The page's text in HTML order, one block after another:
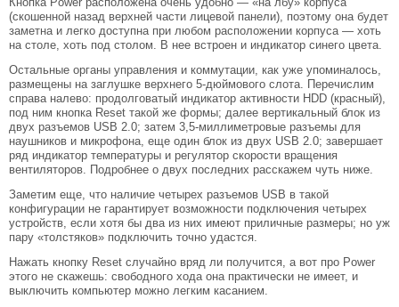
(скошенной назад верхней части лицевой панели), поэтому она будет
заметна и легко доступна при любом расположении корпуса — хоть
на столе, хоть под столом. В нее встроен и индикатор синего цвета.
Остальные органы управления и коммутации, как уже упоминалось,
размещены на заглушке верхнего 5-дюймового слота. Перечислим
справа налево: продолговатый индикатор активности HDD (красный),
под ним кнопка Reset такой же формы; далее вертикальный блок из
двух разъемов USB 2.0; затем 3,5-миллиметровые разъемы для
наушников и микрофона, еще один блок из двух USB 2.0; завершает
ряд индикатор температуры и регулятор скорости вращения
вентиляторов. Подробнее о двух последних расскажем чуть ниже.
Заметим еще, что наличие четырех разъемов USB в такой
конфигурации не гарантирует возможности подключения четырех
устройств, если хотя бы два из них имеют приличные размеры; но уж
пару «толстяков» подключить точно удастся.
Нажать кнопку Reset случайно вряд ли получится, а вот про Power
этого не скажешь: свободного хода она практически не имеет, и
выключить компьютер можно легким касанием.